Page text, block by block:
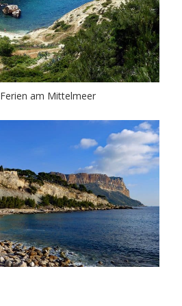
am Mittelmeer